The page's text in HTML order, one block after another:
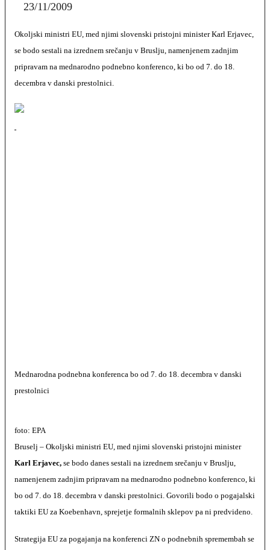
23/11/2009
Okoljski ministri EU, med njimi slovenski pristojni minister Karl Erjavec,
se bodo sestali na izrednem srečanju v Bruslju, namenjenem zadnjim
pripravam na mednarodno podnebno konferenco, ki bo od 7. do 18.
decembra v danski prestolnici.
Mednarodna podnebna konferenca bo od 7. do 18. decembra v danski
prestolnici
foto: EPA
Bruselj – Okoljski ministri EU, med njimi slovenski pristojni minister
Karl Erjavec, se bodo danes sestali na izrednem srečanju v Bruslju,
namenjenem zadnjim pripravam na mednarodno podnebno konferenco, ki
bo od 7. do 18. decembra v danski prestolnici. Govorili bodo o pogajalski
taktiki EU za Koebenhavn, sprejetje formalnih sklepov pa ni predvideno.
Strategija EU za pogajanja na konferenci ZN o podnebnih spremembah se